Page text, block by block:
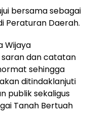
bersama sebagai
Peraturan Daerah.
Wijaya
dan catatan
sehingga
ditindaklanjuti
publik sekaligus
Tanah Bertuah